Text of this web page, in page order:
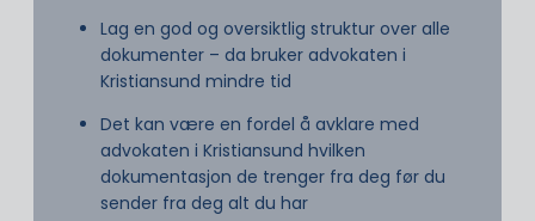
Lag en god og oversiktlig struktur over alle
dokumenter – da bruker advokaten i
Kristiansund mindre tid
Det kan være en fordel å avklare med
advokaten i Kristiansund hvilken
dokumentasjon de trenger fra deg før du
sender fra deg alt du har